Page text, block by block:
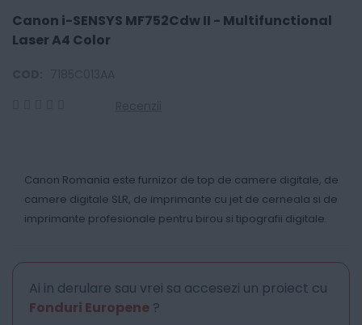
Canon i-SENSYS MF752Cdw II - Multifunctional
Laser A4 Color
Canon Romania este furnizor de top de camere digitale, de
camere digitale SLR, de imprimante cu jet de cerneala si de
imprimante profesionale pentru birou si tipografii digitale.
Ai in derulare sau vrei sa accesezi un proiect cu
Fonduri Europene ?